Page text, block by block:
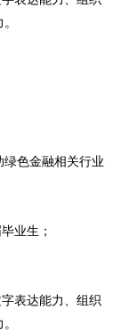
色金融相关行业
业生；
表达能力、组织